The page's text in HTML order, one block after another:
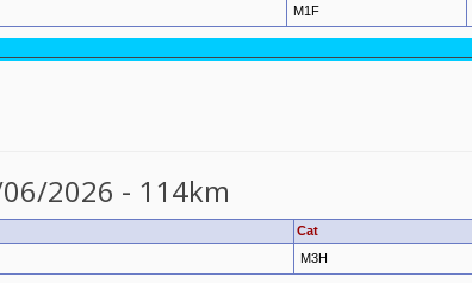
M1F
2026 - 114km
Cat
M3H